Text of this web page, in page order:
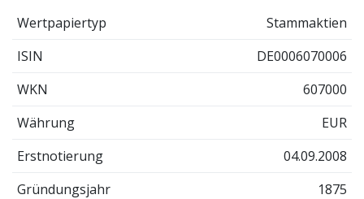
Wertpapiertyp
Stammaktien
ISIN
DE0006070006
WKN
607000
Währung
EUR
Erstnotierung
04.09.2008
Gründungsjahr
1875